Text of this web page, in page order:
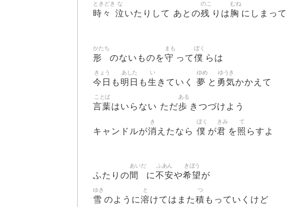
時々
ときどき
泣
な
いたりして あとの残
のこ
りは胸
むね
にしまって
形
かたち
のないものを守
まも
って僕
ぼく
らは
今日
きょう
も 明日
あした
も生
い
きていく 夢
ゆめ
と 勇気
ゆうき
かかえて
言葉
ことば
はいらない ただ歩
ある
きつづけよう
キャンドルが消
き
えたなら 僕
ぼく
が君
きみ
を照
て
らすよ
ふたりの間
あいだ
に不安
ふあん
や希望
きぼう
が
雪
ゆき
のように溶
と
けてはまた積
つ
もっていくけど